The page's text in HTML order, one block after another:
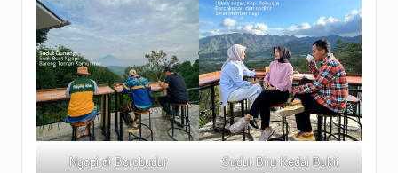
Ngopi di Borobudur
Sudut Biru Kedai Bukit